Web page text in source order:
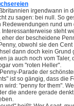
irgendwann in
zu sagen: bei null. So
Redewendungen rund
steht
eher der bescheidene
obwohl sie den
dann doch kein Grund
ja auch noch vom Taler,
vom "roten Heller".
Parade der
ist so gängig, dass die
wird: "penny for them".
die andere gerade